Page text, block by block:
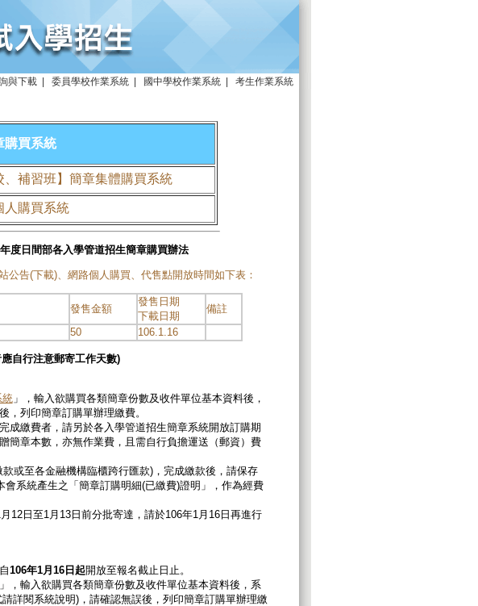
與下載 委員學校作業系統 國中學校作業系統 考生作業系統
購買系統
、補習班 】簡章集體購買系統
人購買系統
度日間部各入學管道招生簡章購買辦法
公告(下載)、網路個人購買、代售點開放時間如下表：
發售金額
發售日期
下載日期
備註
50 106.1.16
自行注意郵寄工作天數)
統」，輸入欲購買各類簡章份數及收件單位基本資料後，
，列印簡章訂購單辦理繳費。
成繳費者，請另於各入學管道招生簡章系統開放訂購期
簡章本數，亦無作業費，且需自行負擔運送（郵資）費
或至各金融機構臨櫃跨行匯款)，完成繳款後，請保存
系統產生之「簡章訂購明細(已繳費)證明」，作為經費
12日至1月13日前分批寄達，請於106年1月16日再進行
106年1月16日起開放至報名截止日止。
，輸入欲購買各類簡章份數及收件單位基本資料後，系
詳閱系統說明)，請確認無誤後，列印簡章訂購單辦理繳